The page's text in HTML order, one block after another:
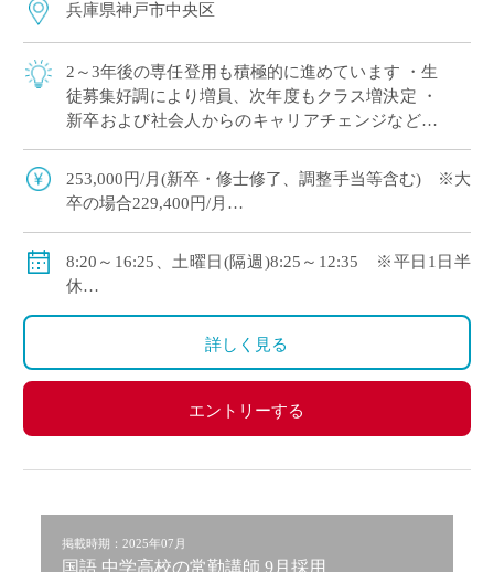
兵庫県神戸市中央区
2～3年後の専任登用も積極的に進めています ・生
徒募集好調により増員、次年度もクラス増決定 ・
新卒および社会人からのキャリアチェンジなど未
550万円(ご経験等による) ・神 […]
253,000円/月(新卒・修士修了、調整手当等含む) ※大
卒の場合229,400円/月
◇手当：各種有
◇賞与：有
8:20～16:25、土曜日(隔週)8:25～12:35 ※平日1日半
休
・休日：平日1日半休、土曜日(隔週)、日・祝日、その
・イベント等で休日出勤した場合は代休取得で対応
詳しく見る
エントリーする
掲載時期：2025年07月
国語 中学高校の常勤講師 9月採用